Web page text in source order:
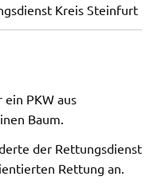
Kreis Steinfurt
PKW aus
Baum.
der Rettungsdienst
Rettung an.